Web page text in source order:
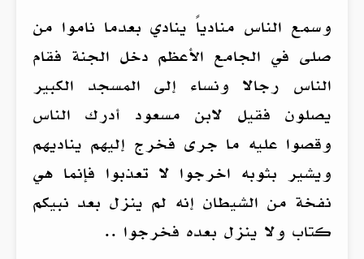
وسمع الناس منادياً ينادي بعدما ناموا من
صلى في الجامع الأعظم دخل الجنة فقام
الناس رجالا ونساء إلى المسجد الكبير
يصلون فقيل لابن مسعود أدرك الناس
وقصوا عليه ما جرى فخرج إليهم يناديهم
ويشير بثوبه اخرجوا لا تعذبوا فإنما هي
نفخة من الشيطان إنه لم ينزل بعد نبيكم
كتاب ولا ينزل بعده فخرجوا ..